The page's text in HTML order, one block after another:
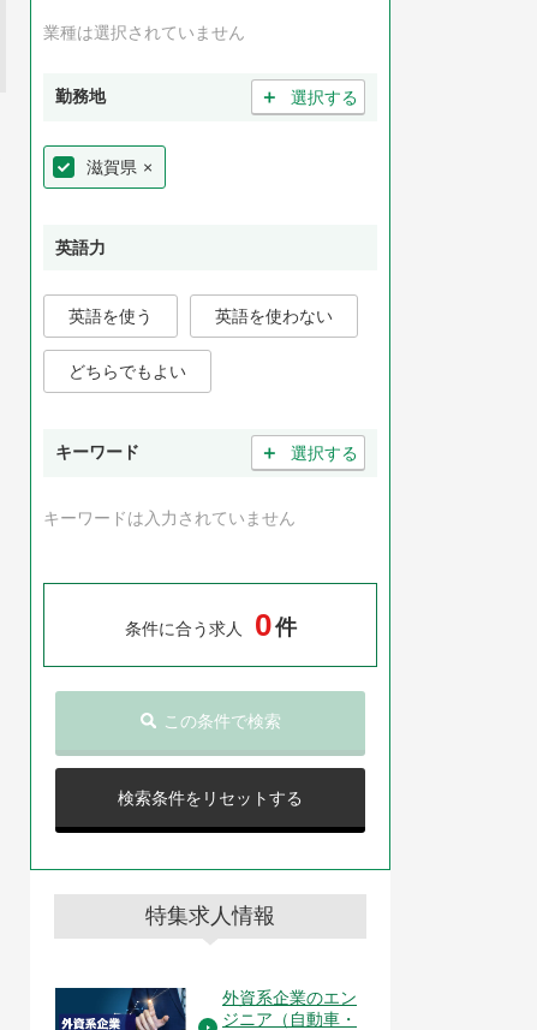
業種は選択されていません
勤務地 ＋ 選択する
滋賀県 ×
英語力
英語を使う 英語を使わない
どちらでもよい
キーワード ＋ 選択する
キーワードは入力されていません
条件に合う求人 0件
検索条件をリセットする
この条件で検索
特集求人情報
外資系企業のエン
ジニア（自動車・